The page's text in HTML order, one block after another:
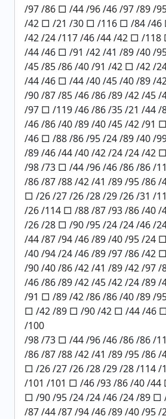
/97 /86 □ /44 /96 /46 /97 /89 /
/42 □ /21 /30 □ /116 □ /84 /46
/42 /24 /117 /46 /44 /42 □ /
/44 /46 □ /91 /42 /41 /89 /40 /
/45 /85 /86 /40 /91 /42 □ /42 /
/44 /46 □ /44 /40 /45 /40 /89 /
/90 /87 /85 /46 /86 /89 /42 /45
/97 □ /119 /46 /86 /35 /21 /44 /
/46 /86 /40 /89 /40 /45 /42 /91
/46 □ /88 /86 /95 /24 /89 /40 /
/89 /46 /44 /40 /42 /24 /24 /42
/98 /73 □ /44 /96 /46 /86 /86 /
/86 /87 /88 /42 /41 /89 /95 /86
□ /26 /27 /26 /28 /29 /26 /31 /
/26 /114 □ /88 /87 /93 /86 /40
/26 /28 □ /90 /95 /24 /24 /46 /
/44 /87 /94 /46 /89 /40 /95 /24
/40 /94 /24 /46 /89 /97 /86 /42
/90 /40 /86 /42 /41 /89 /42 /97
/46 /86 /89 /42 /45 /42 /24 /89
/91 □ /89 /42 /86 /86 /40 /89 /
□ /42 /89 □ /90 /42 □ /44 /46
/100
/98 /73 □ /44 /96 /46 /86 /86 /
/86 /87 /88 /42 /41 /89 /95 /86
□ /26 /27 /26 /28 /29 /28 /114
/101 /101 □ /46 /93 /86 /40 /
□ /90 /95 /24 /24 /46 /24 /89 □
/87 /44 /87 /94 /46 /89 /40 /95